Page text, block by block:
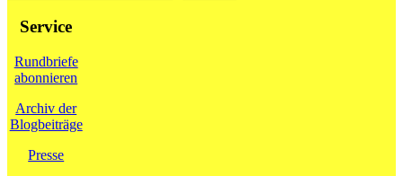
Service
Rundbriefe
abonnieren
Archiv der
Blogbeiträge
Presse